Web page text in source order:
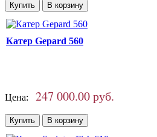
Катер Gepard 560
Цена: 247 000.00 руб.